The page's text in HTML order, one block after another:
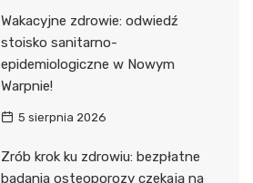
Wakacyjne zdrowie: odwiedź
stoisko sanitarno-
epidemiologiczne w Nowym
Warpnie!
5 sierpnia 2026
Zrób krok ku zdrowiu: bezpłatne
badania osteoporozy czekają na